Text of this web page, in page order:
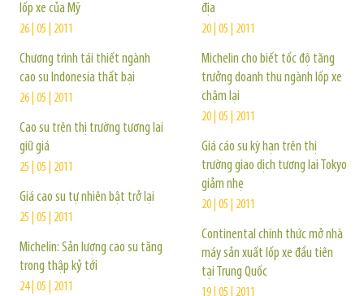
lốp xe của Mỹ
26 | 05 | 2011
Chương trình tái thiết ngành
cao su Indonesia thất bại
26 | 05 | 2011
Cao su trên thị trường tương lai
giữ giá
25 | 05 | 2011
Giá cao su tự nhiên bật trở lại
25 | 05 | 2011
Michelin: Sản lượng cao su tăng
trong thập kỷ tới
24 | 05 | 2011
địa
20 | 05 | 2011
Michelin cho biết tốc độ tăng
trưởng doanh thu ngành lốp xe
chậm lại
20 | 05 | 2011
Giá cáo su kỳ hạn trên thị
trường giao dịch tương lai Tokyo
giảm nhẹ
20 | 05 | 2011
Continental chính thức mở nhà
máy sản xuất lốp xe đầu tiên
tại Trung Quốc
19 | 05 | 2011